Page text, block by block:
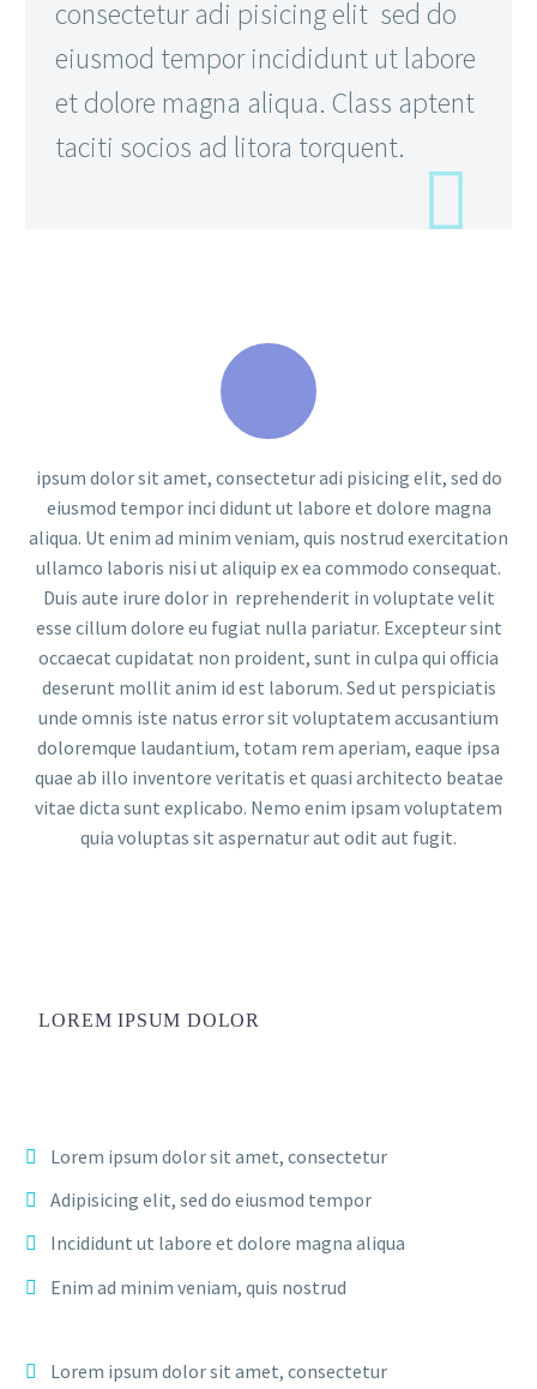
consectetur adi pisicing elit sed do
eiusmod tempor incididunt ut labore
et dolore magna aliqua. Class aptent
taciti socios ad litora torquent.
ipsum dolor sit amet, consectetur adi pisicing elit, sed do
eiusmod tempor inci didunt ut labore et dolore magna
aliqua. Ut enim ad minim veniam, quis nostrud exercitation
ullamco laboris nisi ut aliquip ex ea commodo consequat.
Duis aute irure dolor in reprehenderit in voluptate velit
esse cillum dolore eu fugiat nulla pariatur. Excepteur sint
occaecat cupidatat non proident, sunt in culpa qui officia
deserunt mollit anim id est laborum. Sed ut perspiciatis
unde omnis iste natus error sit voluptatem accusantium
doloremque laudantium, totam rem aperiam, eaque ipsa
quae ab illo inventore veritatis et quasi architecto beatae
vitae dicta sunt explicabo. Nemo enim ipsam voluptatem
quia voluptas sit aspernatur aut odit aut fugit.
LOREM IPSUM DOLOR
Lorem ipsum dolor sit amet, consectetur
Adipisicing elit, sed do eiusmod tempor
Incididunt ut labore et dolore magna aliqua
Enim ad minim veniam, quis nostrud
Lorem ipsum dolor sit amet, consectetur